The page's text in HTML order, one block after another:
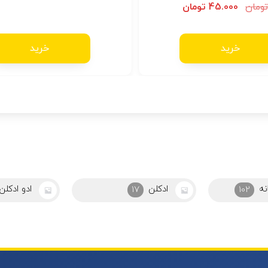
تومان 45.000 تومان
خرید خرید
102 ادکلن 17 ادو ادکلن